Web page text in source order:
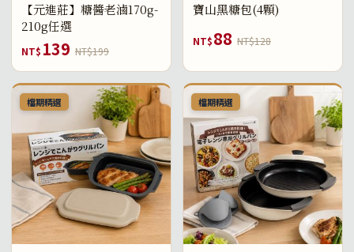
【元進莊】糖醬老滷170g-
210g任選
NT$ 139 NT$199
寶山黑糖包(4顆)
NT$88 NT$128
檔期精選 檔期精選